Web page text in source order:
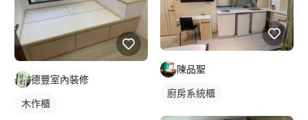
德豐室內裝修
木作櫃
陳品聖
廚房系統櫃